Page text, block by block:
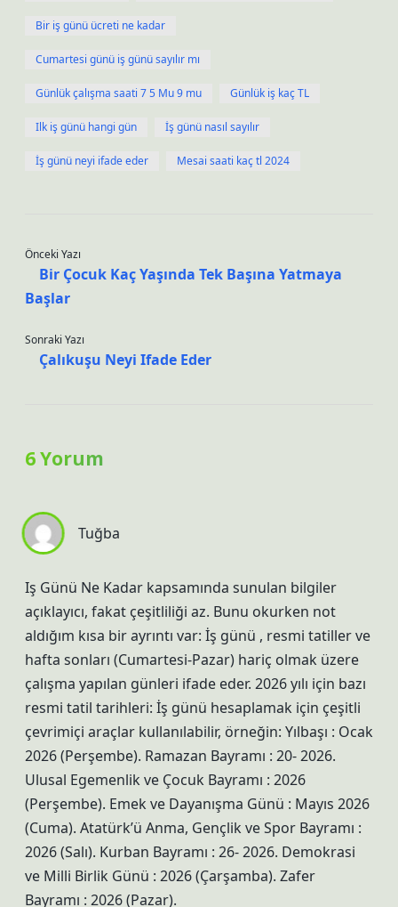
Bir iş günü ücreti ne kadar
Cumartesi günü iş günü sayılır mı
Günlük çalışma saati 7 5 Mu 9 mu Günlük iş kaç TL
Ilk iş günü hangi gün İş günü nasıl sayılır
İş günü neyi ifade eder Mesai saati kaç tl 2024
Önceki Yazı
Bir Çocuk Kaç Yaşında Tek Başına Yatmaya
Başlar
Sonraki Yazı
Çalıkuşu Neyi Ifade Eder
6 Yorum
Tuğba
Iş Günü Ne Kadar kapsamında sunulan bilgiler
açıklayıcı, fakat çeşitliliği az. Bunu okurken not
aldığım kısa bir ayrıntı var: İş günü , resmi tatiller ve
hafta sonları (Cumartesi-Pazar) hariç olmak üzere
çalışma yapılan günleri ifade eder. 2026 yılı için bazı
resmi tatil tarihleri: İş günü hesaplamak için çeşitli
çevrimiçi araçlar kullanılabilir, örneğin: Yılbaşı : Ocak
2026 (Perşembe). Ramazan Bayramı : 20- 2026.
Ulusal Egemenlik ve Çocuk Bayramı : 2026
(Perşembe). Emek ve Dayanışma Günü : Mayıs 2026
(Cuma). Atatürk’ü Anma, Gençlik ve Spor Bayramı :
2026 (Salı). Kurban Bayramı : 26- 2026. Demokrasi
ve Milli Birlik Günü : 2026 (Çarşamba). Zafer
Bayramı : 2026 (Pazar).